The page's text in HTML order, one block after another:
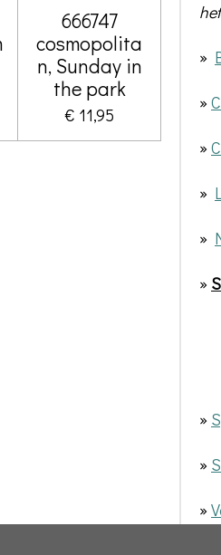
666747
cosmopolita
n, Sunday in
the park
€ 11,95
»
»
»
»
»
»
»
»
»